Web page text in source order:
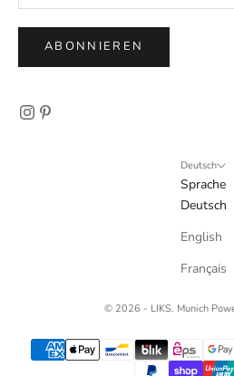
ABONNIEREN
Deutsch
Sprache
Deutsch
English
Français
© 2026 - LIKS. Munich